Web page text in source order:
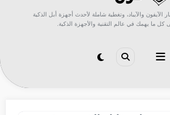
والآيباد، وتغطية شاملة لأحدث أجهزة أبل الذكية
كل ما يهمك في عالم التقنية والأجهزة الذكية.